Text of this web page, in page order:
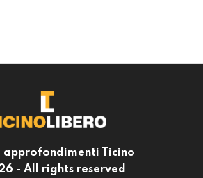
approfondimenti Ticino
- All rights reserved